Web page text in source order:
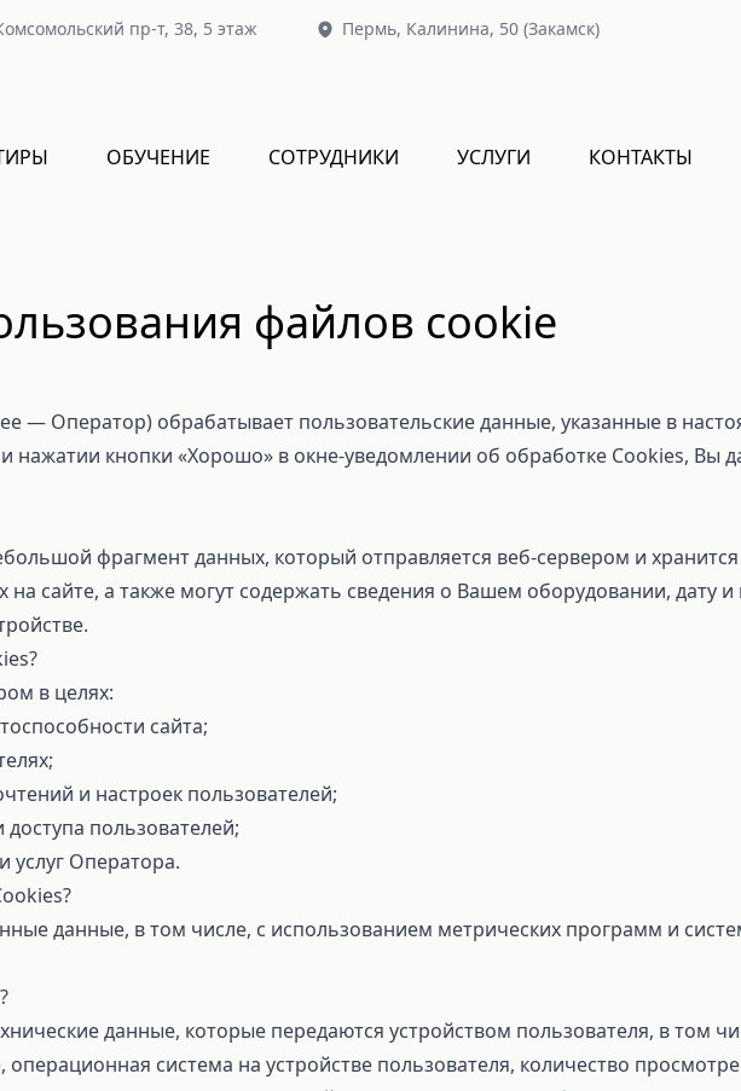
пр-т, 38, 5 этаж Пермь, Калинина, 50 (Закамск)
ОБУЧЕНИЕ СОТРУДНИКИ УСЛУГИ КОНТАКТЫ
файлов cookie
Оператор) обрабатывает пользовательские данные, указанные в
нажатии кнопки «Хорошо» в окне-уведомлении об обработке Cookies, Вы
фрагмент данных, который отправляется веб-сервером и
сайте, а также могут содержать сведения о Вашем оборудовании, дату
в целях:
сайта;
и настроек пользователей;
пользователей;
услуг Оператора.
данные, в том числе, с использованием метрических программ и
данные, которые передаются устройством пользователя, в том
система на устройстве пользователя, количество